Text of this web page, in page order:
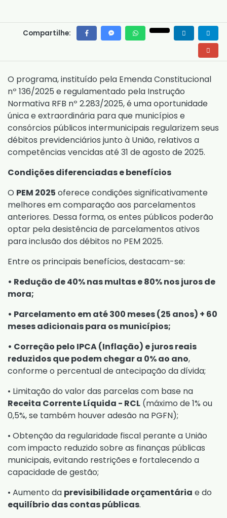
Compartilhe:
O programa, instituído pela Emenda Constitucional
nº 136/2025 e regulamentado pela Instrução
Normativa RFB nº 2.283/2025, é uma oportunidade
única e extraordinária para que municípios e
consórcios públicos intermunicipais regularizem seus
débitos previdenciários junto à União, relativos a
competências vencidas até 31 de agosto de 2025.
Condições diferenciadas e benefícios
O PEM 2025 oferece condições significativamente
melhores em comparação aos parcelamentos
anteriores. Dessa forma, os entes públicos poderão
optar pela desistência de parcelamentos ativos
para inclusão dos débitos no PEM 2025.
Entre os principais benefícios, destacam-se:
• Redução de 40% nas multas e 80% nos juros de
mora;
• Parcelamento em até 300 meses (25 anos) + 60
meses adicionais para os municípios;
• Correção pelo IPCA (Inflação) e juros reais
reduzidos que podem chegar a 0% ao ano,
conforme o percentual de antecipação da dívida;
• Limitação do valor das parcelas com base na
Receita Corrente Líquida - RCL (máximo de 1% ou
0,5%, se também houver adesão na PGFN);
• Obtenção da regularidade fiscal perante a União
com impacto reduzido sobre as finanças públicas
municipais, evitando restrições e fortalecendo a
capacidade de gestão;
• Aumento da previsibilidade orçamentária e do
equilíbrio das contas públicas.